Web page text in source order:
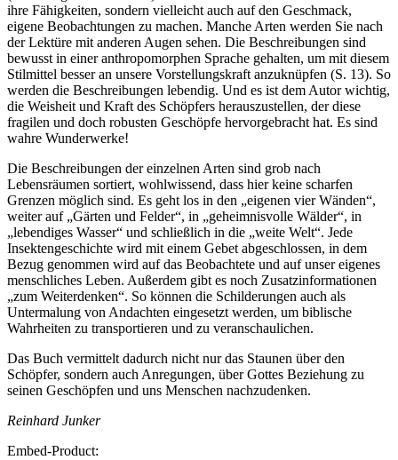
ihre Fähigkeiten, sondern vielleicht auch auf den Geschmack,
eigene Beobachtungen zu machen. Manche Arten werden Sie nach
der Lektüre mit anderen Augen sehen. Die Beschreibungen sind
bewusst in einer anthropomorphen Sprache gehalten, um mit diesem
Stilmittel besser an unsere Vorstellungskraft anzuknüpfen (S. 13). So
werden die Beschreibungen lebendig. Und es ist dem Autor wichtig,
die Weisheit und Kraft des Schöpfers herauszustellen, der diese
fragilen und doch robusten Geschöpfe hervorgebracht hat. Es sind
wahre Wunderwerke!
Die Beschreibungen der einzelnen Arten sind grob nach
Lebensräumen sortiert, wohlwissend, dass hier keine scharfen
Grenzen möglich sind. Es geht los in den „eigenen vier Wänden“,
weiter auf „Gärten und Felder“, in „geheimnisvolle Wälder“, in
„lebendiges Wasser“ und schließlich in die „weite Welt“. Jede
Insektengeschichte wird mit einem Gebet abgeschlossen, in dem
Bezug genommen wird auf das Beobachtete und auf unser eigenes
menschliches Leben. Außerdem gibt es noch Zusatzinformationen
„zum Weiterdenken“. So können die Schilderungen auch als
Untermalung von Andachten eingesetzt werden, um biblische
Wahrheiten zu transportieren und zu veranschaulichen.
Das Buch vermittelt dadurch nicht nur das Staunen über den
Schöpfer, sondern auch Anregungen, über Gottes Beziehung zu
seinen Geschöpfen und uns Menschen nachzudenken.
Reinhard Junker
Embed-Product: